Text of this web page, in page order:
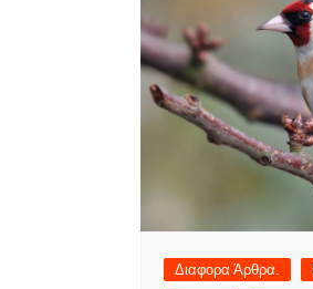
Διαφορα Άρθρα.